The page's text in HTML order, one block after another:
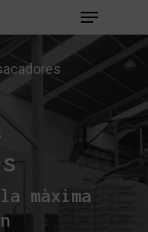
Menu
màxima
Menu